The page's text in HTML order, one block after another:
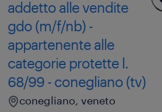
addetto alle vendite
gdo (m/f/nb) -
appartenente alle
categorie protette l.
68/99 - conegliano (tv)
conegliano, veneto